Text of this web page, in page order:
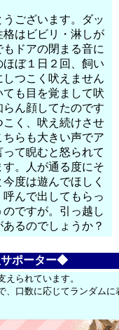
ございます。ダッ
はビビリ・淋しが
ドアの閉まる音に
ぼ１日２回、飼い
つこく吠えません
も目を覚まして吠
ん顔してたのです
く、吠え続けさせ
らも大きい声でア
て睨むと怒られて
。人が通る度にそ
度は遊んでほしく
んで出してもらっ
ですが。引っ越し
るのでしょうか？
ポーター◆
られています。
、口数に応じてランダムに